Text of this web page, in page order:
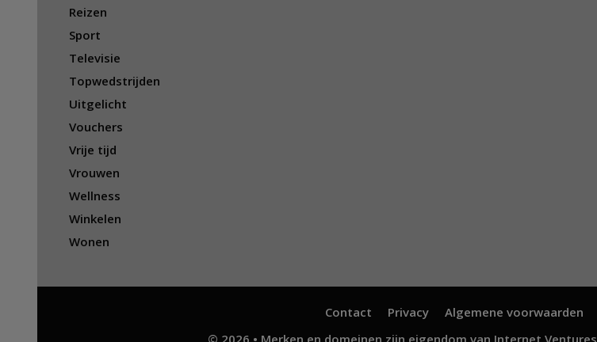
Reizen
Sport
Televisie
Topwedstrijden
Uitgelicht
Vouchers
Vrije tijd
Vrouwen
Wellness
Winkelen
Wonen
Contact Privacy Algemene voorwaarden